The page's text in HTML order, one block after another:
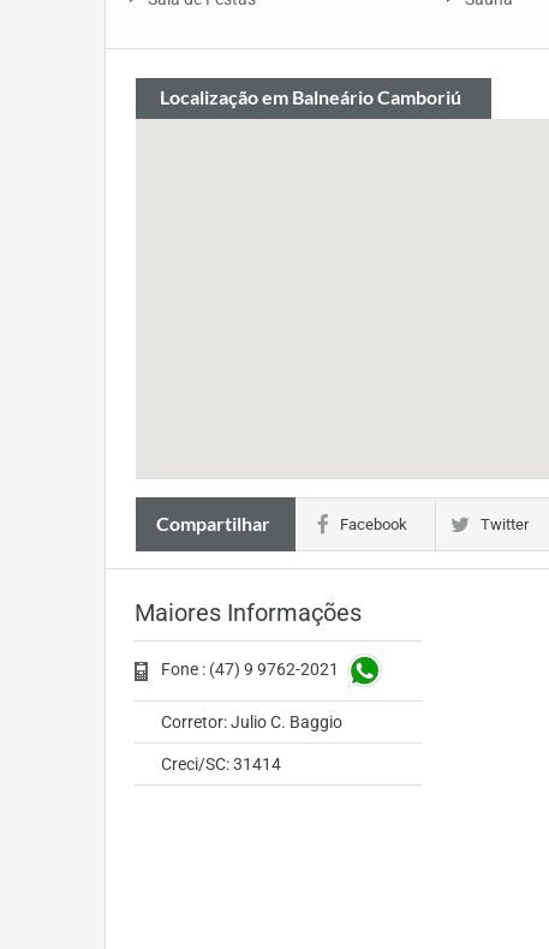
Localizaçãoem Balneário Camboriú
Compartilhar Facebook Twitter
Maiores Informações
Fone : (47) 9 9762-2021
Corretor: Julio C. Baggio
Creci/SC: 31414